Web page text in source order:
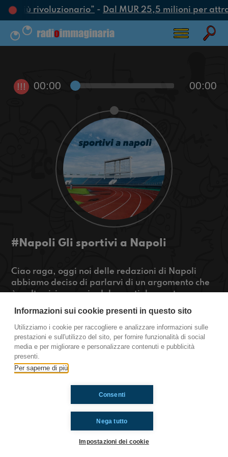
più rivoluzionario”- Dal MUR 25,5 milioni per
!!! 00:00 00:00
#Napoli Gli sportivi a Napoli
Ciao raga, oggi noi delle redazioni di Napoli
abbiamo deciso di parlarvi di un argomento che
è molto vicino a noi adolescenti, lo sport.
del rapporto tra la scuola e le nostre attività.
https://www.radioimmaginaria.it
Napoli
Ti è piaciuto? Condividilo!
Informazioni sui cookie presenti in questo sito
Utilizziamo i cookie per raccogliere e analizzare informazioni sulle
prestazioni e sull'utilizzo del sito, per fornire funzionalità di social
media e per migliorare e personalizzare contenuti e pubblicità
presenti.
Per saperne di più
Nega tutto
Consenti
Impostazioni dei cookie